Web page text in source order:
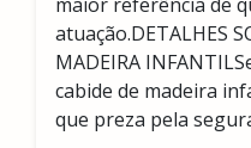
atuação.DETALHES
MADEIRA
cabide de madeira
que preza pela